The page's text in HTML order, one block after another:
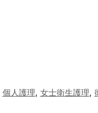
個人護理, 女士衛生護理,